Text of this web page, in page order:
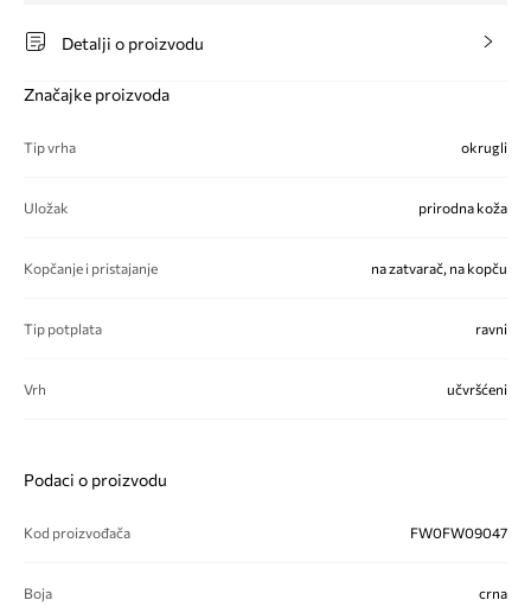
Detalji o proizvodu
Značajke proizvoda
Tip vrha okrugli
Uložak prirodna koža
Kopčanje i pristajanje na zatvarač, na kopču
Tip potplata ravni
Vrh učvršćeni
Podaci o proizvodu
Kod proizvođača FW0FW09047
Boja crna